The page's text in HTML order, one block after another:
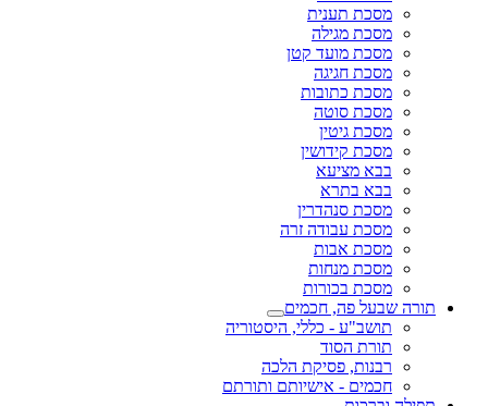
מסכת תענית
מסכת מגילה
מסכת מועד קטן
מסכת חגיגה
מסכת כתובות
מסכת סוטה
מסכת גיטין
מסכת קידושין
בבא מציעא
בבא בתרא
מסכת סנהדרין
מסכת עבודה זרה
מסכת אבות
מסכת מנחות
מסכת בכורות
תורה שבעל פה, חכמים
תושב"ע - כללי, היסטוריה
תורת הסוד
רבנות, פסיקת הלכה
חכמים - אישיותם ותורתם